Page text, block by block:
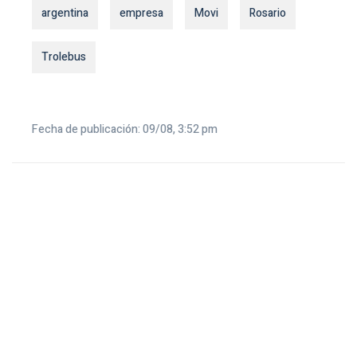
argentina empresa Movi Rosario
Trolebus
Fecha de publicación: 09/08, 3:52 pm